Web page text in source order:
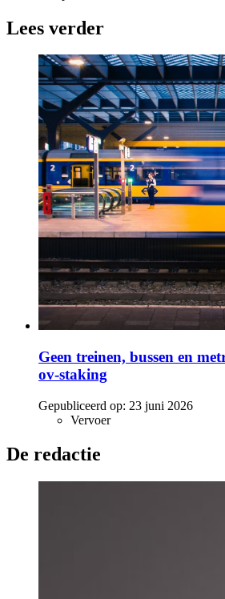
Lees verder
Geen treinen, bussen en
ov-staking
Gepubliceerd op: 23 juni 2026
Vervoer
De redactie